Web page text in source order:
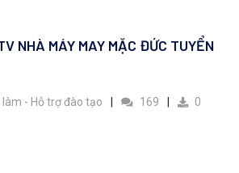
NHÀ MÁY MAY MẶC ĐỨC TUYỂN
làm - Hỗ trợ đào tạo 169 0